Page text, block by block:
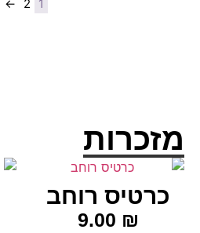
1
2
←
מזכרות
כרטיס רוחב
9.00 ₪